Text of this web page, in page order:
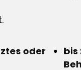
oder
bis